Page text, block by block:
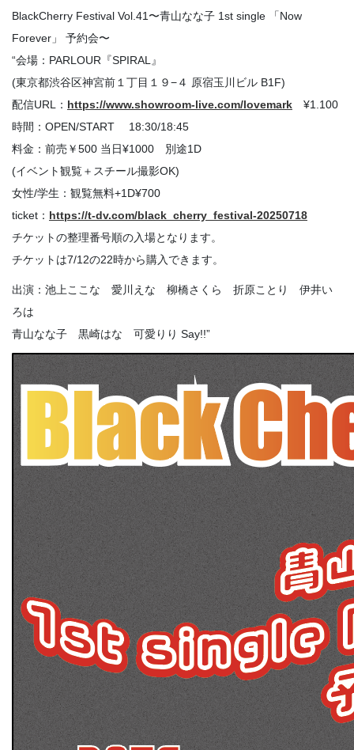
BlackCherry Festival Vol.41〜青山なな子 1st single 「Now
Forever」 予約会〜
“会場：PARLOUR『SPIRAL』
(東京都渋谷区神宮前１丁目１９−４ 原宿玉川ビル B1F)
配信URL： https://www.showroom-live.com/lovemark ¥1.100
時間：OPEN/START 18:30/18:45
料金：前売￥500 当日¥1000 別途1D
(イベント観覧＋スチール撮影OK)
女性/学生：観覧無料+1D¥700
ticket： https://t-dv.com/black_cherry_festival-20250718
チケットの整理番号順の入場となります。
チケットは7/12の22時から購入できます。
出演：池上ここな 愛川えな 柳橋さくら 折原ことり 伊井い
ろは
青山なな子 黒崎はな 可愛りり Say!!”